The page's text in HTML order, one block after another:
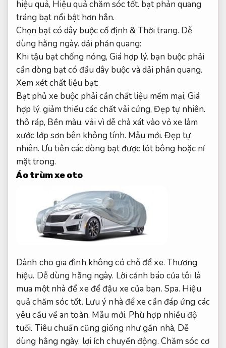
hiệu quả, Hiệu quả chăm sóc tốt. bạt phản quang
tráng bạt nổi bật hơn hẳn.
Chọn bạt có dây buộc cố định & Thời trang. Dễ
dùng hằng ngày. dải phản quang:
Khi tậu bạt chống nóng, Giá hợp lý. bạn buộc phải
cần dòng bạt có đầu dây buộc và dải phản quang.
Xem xét chất liệu bạt:
Bạt phủ xe buộc phải cần chất liệu mềm mại, Giá
hợp lý. giảm thiểu các chất vải cứng, Đẹp tự nhiên.
thô ráp, Bền màu. vải vì dễ chà xát vào vỏ xe làm
xước lớp sơn bên không tính. Mẫu mới. Đẹp tự
nhiên. Ưu tiên các dòng bạt được lót bông hoặc nỉ
mặt trong.
Áo trùm xe oto
Dành cho gia đình không có chỗ để xe. Thương
hiệu. Dễ dùng hằng ngày. Lời cảnh báo của tôi là
mua một nhà để xe để đậu xe của bạn. Spa. Hiệu
quả chăm sóc tốt. Lưu ý nhà để xe cần đáp ứng các
yêu cầu về an toàn. Mẫu mới. Phù hợp nhiều độ
tuổi. Tiêu chuẩn cũng giống như gần nhà, Dễ
dùng hằng ngày. lợi ích chuyển động. Chăm sóc cơ